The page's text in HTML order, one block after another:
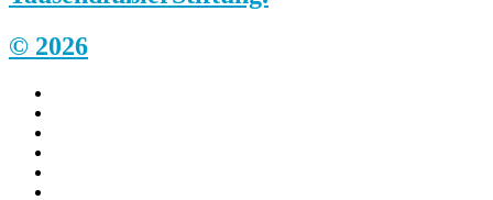
© 2026